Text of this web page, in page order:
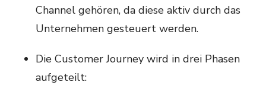
Channel gehören, da diese aktiv durch das
Unternehmen gesteuert werden.
Die Customer Journey wird in drei Phasen
aufgeteilt: